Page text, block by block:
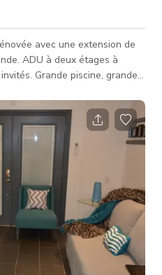
avec une extension de
ADU à deux étages à
Grande piscine, grande
Cour arrière 80%
et j'ai réalisé cet endroit avec
touches traditionnelles.